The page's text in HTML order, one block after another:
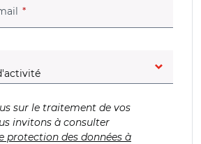
(champ obligatoire)
sur le traitement de vos
invitons à consulter
protection des données à